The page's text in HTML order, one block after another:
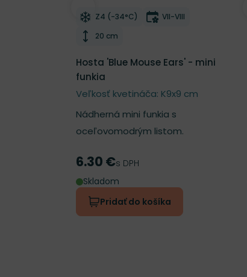
Odober do zoznamu želaní
Mrazuvzdornosť
Z4 (-34°C) Doba kvitnutia
VII-VIII
Výška rastliny
20 cm
Hosta 'Blue Mouse Ears' - mini
funkia
Veľkosť kvetináča: K9x9 cm
Nádherná mini funkia s
oceľovomodrým listom.
Cena
6.30 €s DPH
Skladom
Pridať do košíka